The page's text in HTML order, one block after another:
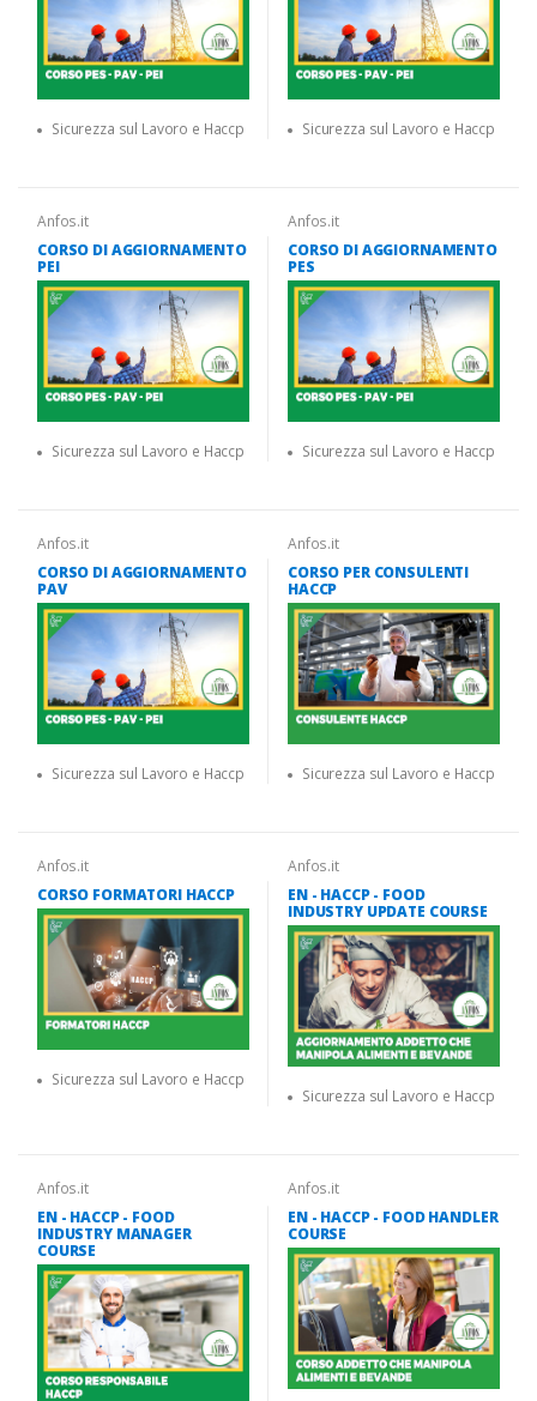
Sicurezza sul Lavoro e Haccp Sicurezza sul Lavoro e Haccp
Anfos.it
CORSO DI AGGIORNAMENTO
PEI
Sicurezza sul Lavoro e Haccp
Anfos.it
CORSO DI AGGIORNAMENTO
PES
Sicurezza sul Lavoro e Haccp
Anfos.it
CORSO DI AGGIORNAMENTO
PAV
Sicurezza sul Lavoro e Haccp
Anfos.it
CORSO PER CONSULENTI
HACCP
Sicurezza sul Lavoro e Haccp
Anfos.it
CORSO FORMATORI HACCP
Sicurezza sul Lavoro e Haccp
Anfos.it
EN - HACCP - FOOD
INDUSTRY UPDATE COURSE
Sicurezza sul Lavoro e Haccp
Anfos.it
EN - HACCP - FOOD
INDUSTRY MANAGER
COURSE
Anfos.it
EN - HACCP - FOOD HANDLER
COURSE